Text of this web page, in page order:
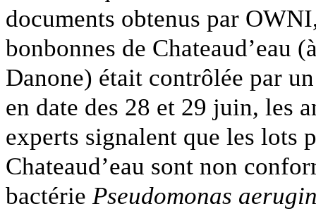
documents obtenus par
bonbonnes de Chateaud’eau
Danone) était contrôlée par
en date des 28 et 29 juin, les
experts signalent que les lots
Chateaud’eau sont non
bactérie Pseudomonas